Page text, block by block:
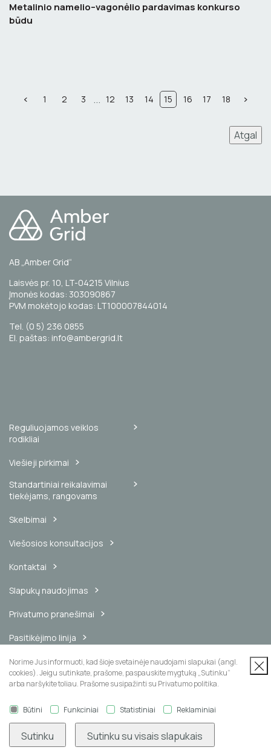
Metalinio namelio–vagonėlio pardavimas konkurso
būdu
1 2 3 ... 12 13 14 15 16 17 18
Atgal
AB „Amber Grid“
Laisvės pr. 10, LT-04215 Vilnius
Įmonės kodas: 303090867
PVM mokėtojo kodas: LT100007844014
Tel. (0 5) 236 0855
El. paštas: info@ambergrid.lt
Reguliuojamos veiklos
rodikliai
Viešieji pirkimai
Standartiniai reikalavimai
tiekėjams, rangovams
Skelbimai
Viešosios konsultacijos
Kontaktai
Slapukų naudojimas
Privatumo pranešimai
Pasitikėjimo linija
Vidinis pranešimų kanalas
Naujienų prenumerata
Norime Jus informuoti, kad šioje svetainėje naudojami slapukai (angl.
cookies). Jeigu sutinkate, prašome, paspauskite mygtuką „Sutinku“
arba naršykite toliau. Prašome susipažinti su Privatumo politika.
Būtini Funkciniai Statistiniai Reklaminiai
Sutinku Sutinku su visais slapukais